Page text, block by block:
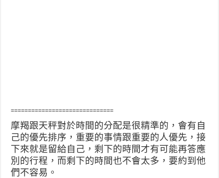
==============================
摩羯跟天秤對於時間的分配是很精準的，會有自
己的優先排序，重要的事情跟重要的人優先，接
下來就是留給自己，剩下的時間才有可能再答應
別的行程，而剩下的時間也不會太多，要約到他
們不容易。